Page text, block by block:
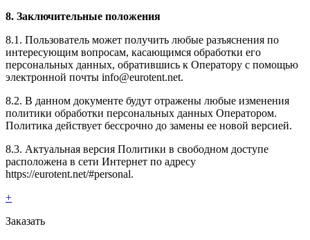
8. Заключительные положения
8.1. Пользователь может получить любые разъяснения по
интересующим вопросам, касающимся обработки его
персональных данных, обратившись к Оператору с помощью
электронной почты info@eurotent.net.
8.2. В данном документе будут отражены любые изменения
политики обработки персональных данных Оператором.
Политика действует бессрочно до замены ее новой версией.
8.3. Актуальная версия Политики в свободном доступе
расположена в сети Интернет по адресу
https://eurotent.net/#personal.
+
Заказать